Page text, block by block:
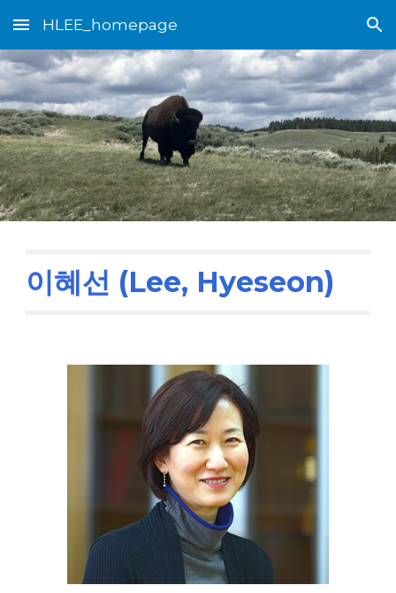
Skip to main content Skip to navigation
HLEE_homepage
이혜선 (Lee, Hyeseon)